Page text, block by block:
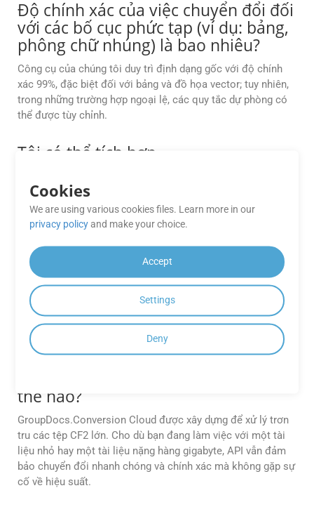
Độ chính xác của việc chuyển đổi đối
với các bố cục phức tạp (ví dụ: bảng,
phông chữ nhúng) là bao nhiêu?
Công cụ của chúng tôi duy trì định dạng gốc với độ chính
xác 99%, đặc biệt đối với bảng và đồ họa vector; tuy nhiên,
trong những trường hợp ngoại lệ, các quy tắc dự phòng có
thể được tùy chỉnh.
Tôi có thể tích hợp
quy trình CI/CD của mình để chuyển
đổi tài liệu tự động không?
Có, API được xây dựng để hỗ trợ quy trình làm việc tự động.
Bạn có thể dễ dàng tích hợp nó vào quy trình CI/CD của
mình bằng các SDK có sẵn cho .NET, Java, PHP, Ruby,
Android, Go, Python và các nền tảng khác. Điều này cho
phép bạn tự động kích hoạt chuyển đổi tài liệu trong quá
trình xây dựng, triển khai hoặc các bước hậu xử lý.
GroupDocs.Conversion Cloud xử lý
các tệp CF2 có kích thước lớn trong
thế nào?
GroupDocs.Conversion Cloud được xây dựng để xử lý trơn
tru các tệp CF2 lớn. Cho dù bạn đang làm việc với một tài
liệu nhỏ hay một tài liệu nặng hàng gigabyte, API vẫn đảm
bảo chuyển đổi nhanh chóng và chính xác mà không gặp sự
cố về hiệu suất.
Cookies
We are using various cookies files. Learn more in our
privacy policyand make your choice.
Accept
Settings
Deny